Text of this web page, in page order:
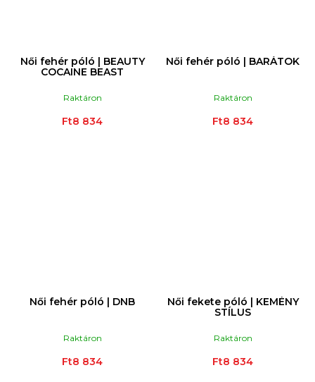
Női fehér póló | BEAUTY
COCAINE BEAST
Raktáron
Ft8 834
Női fehér póló | BARÁTOK
Raktáron
Ft8 834
Női fehér póló | DNB
Raktáron
Ft8 834
Női fekete póló | KEMÉNY
STÍLUS
Raktáron
Ft8 834